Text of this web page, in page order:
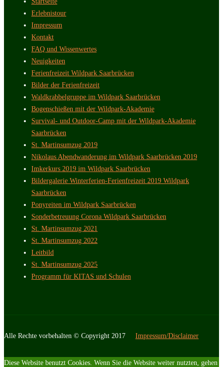
Erlebnistour
Impressum
Kontakt
FAQ und Wissenwertes
Neuigkeiten
Ferienfreizeit Wildpark Saarbrücken
Bilder der Ferienfreizeit
Waldkrabbelgruppe im Wildpark Saarbrücken
Bogenschießen mit der Wildpark-Akademie
Survival- und Outdoor-Camp mit der Wildpark-Akademie
Saarbrücken
St. Martinsumzug 2019
Nikolaus Abendwanderung im Wildpark Saarbrücken 2019
Imkerkurs 2019 im Wildpark Saarbrücken
Bildergalerie Winterferien-Ferienfreizeit 2019 Wildpark
Saarbrücken
Ponyreiten im Wildpark Saarbrücken
Sonderbetreuung Corona Wildpark Saarbrücken
St. Martinsumzug 2021
St. Martinsumzug 2022
Leitbild
St. Martinsumzug 2025
Programm für KITAS und Schulen
Alle Rechte vorbehalten © Copyright 2017 Impressum/Disclaimer
Diese Website benutzt Cookies. Wenn Sie die Website weiter nutzten, gehen